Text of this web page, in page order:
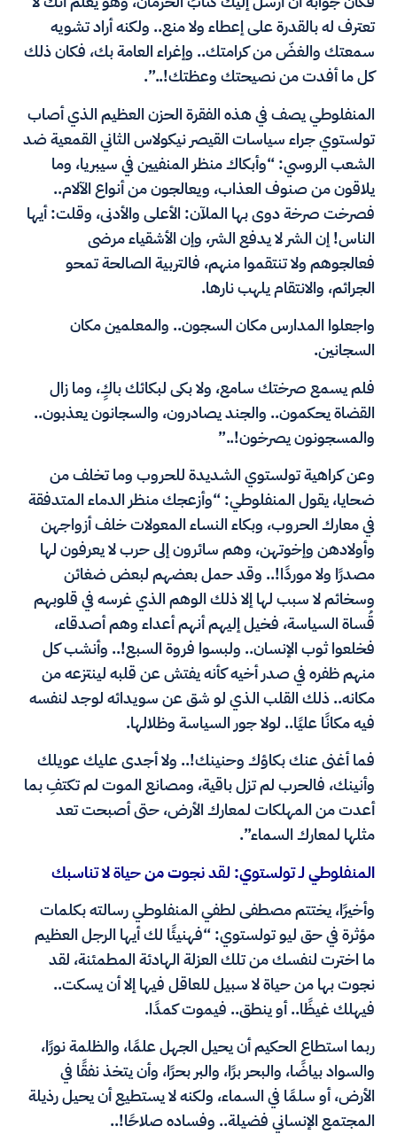
تعترف له بالقدرة على إعطاء ولا منع.. ولكنه أراد تشويه
سمعتك والغضّ من كرامتك.. وإغراء العامة بك، فكان ذلك
كل ما أفدت من نصيحتك وعظتك!..”.
المنفلوطي يصف في هذه الفقرة الحزن العظيم الذي أصاب
تولستوي جراء سياسات القيصر نيكولاس الثاني القمعية ضد
الشعب الروسي: “وأبكاك منظر المنفيين في سيبريا، وما
يلاقون من صنوف العذاب، ويعالجون من أنواع الآلام..
فصرخت صرخة دوى بها الملآن: الأعلى والأدنى، وقلت: أيها
الناس! إن الشر لا يدفع الشر، وإن الأشقياء مرضى
فعالجوهم ولا تنتقموا منهم، فالتربية الصالحة تمحو
الجرائم، والانتقام يلهب نارها.
واجعلوا المدارس مكان السجون.. والمعلمين مكان
السجانين.
فلم يسمع صرختك سامع، ولا بكى لبكائك باكٍ، وما زال
القضاة يحكمون.. والجند يصادرون، والسجانون يعذبون..
والمسجونون يصرخون!..”
وعن كراهية تولستوي الشديدة للحروب وما تخلف من
ضحايا، يقول المنفلوطي: “وأزعجك منظر الدماء المتدفقة
في معارك الحروب، وبكاء النساء المعولات خلف أزواجهن
وأولادهن وإخوتهن، وهم سائرون إلى حرب لا يعرفون لها
مصدرًا ولا موردًا!.. وقد حمل بعضهم لبعض ضغائن
وسخائم لا سبب لها إلا ذلك الوهم الذي غرسه في قلوبهم
قُساة السياسة، فخيل إليهم أنهم أعداء وهم أصدقاء،
فخلعوا ثوب الإنسان.. ولبسوا فروة السبع!.. وأنشب كل
منهم ظفره في صدر أخيه كأنه يفتش عن قلبه لينتزعه من
مكانه.. ذلك القلب الذي لو شق عن سويدائه لوجد لنفسه
فيه مكانًا عليًا.. لولا جور السياسة وظلالها.
فما أغنى عنك بكاؤك وحنينك!.. ولا أجدى عليك عويلك
وأنينك، فالحرب لم تزل باقية، ومصانع الموت لم تكتفِ بما
أعدت من المهلكات لمعارك الأرض، حتى أصبحت تعد
مثلها لمعارك السماء”.
المنفلوطي لـ تولستوي: لقد نجوت من حياة لا تناسبك
وأخيرًا، يختتم مصطفى لطفي المنفلوطي رسالته بكلمات
مؤثرة في حق ليو تولستوي: “فهنيئًا لك أيها الرجل العظيم
ما اخترت لنفسك من تلك العزلة الهادئة المطمئنة، لقد
نجوت بها من حياة لا سبيل للعاقل فيها إلا أن يسكت..
فيهلك غيظًا.. أو ينطق.. فيموت كمدًا.
ربما استطاع الحكيم أن يحيل الجهل علمًا، والظلمة نورًا،
والسواد بياضًا، والبحر برًا، والبر بحرًا، وأن يتخذ نفقًا في
الأرض، أو سلمًا في السماء، ولكنه لا يستطيع أن يحيل رذيلة
المجتمع الإنساني فضيلة.. وفساده صلاحًا!..